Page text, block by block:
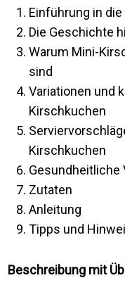
Einführung in
Die Geschichte
Warum Mini-
sind
Variationen und
Kirschkuchen
Kirschkuchen
Gesundheitliche
Zutaten
Anleitung
Tipps und
Beschreibung mit